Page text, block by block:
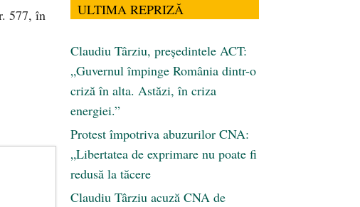
577, în
ULTIMA REPRIZĂ
Claudiu Târziu, președintele ACT:
„Guvernul împinge România dintr-o
criză în alta. Astăzi, în criza
energiei.”
Protest împotriva abuzurilor CNA:
„Libertatea de exprimare nu poate fi
redusă la tăcere
Claudiu Târziu acuză CNA de